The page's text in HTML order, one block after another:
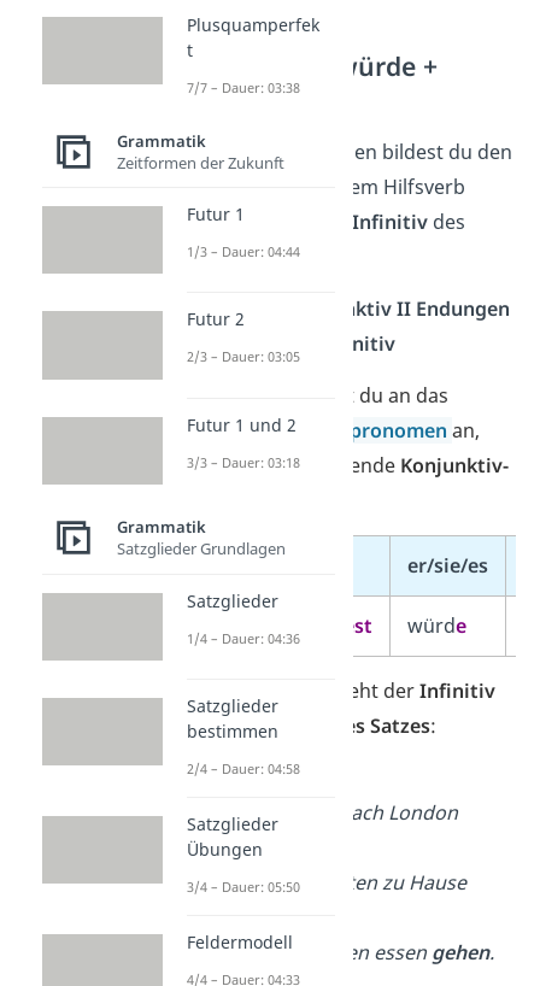
Bildung mit würde +
Infinitiv
In den meisten Fällen bildest du den
Konjunktiv II mit dem Hilfsverb
„würde Infinitivdes
Verbs:
würde
mit Konjunktiv II Endungen
+ Infinitiv
” passt du an das
jeweiligePersonalpronomen an,
indem du die passende Konjunktiv-
er/sie/es
est würde
Im Konjunktiv II steht derInfinitiv
immeram Ende des Satzes:
➡️ Beispiele:
Ich
würde
gerne nach London
reisen.
Erwürdeam liebsten zu Hause
Wirwürdenmorgen essen gehen.
Plusquamperfek
t
7/7 – Dauer: 03:38
Grammatik
Zeitformen der Zukunft
Futur 1
1/3 – Dauer: 04:44
Futur 2
2/3 – Dauer: 03:05
Futur 1 und 2
3/3 – Dauer: 03:18
Grammatik
Satzglieder Grundlagen
Satzglieder
1/4 – Dauer: 04:36
Satzglieder
bestimmen
2/4 – Dauer: 04:58
Satzglieder
Übungen
3/4 – Dauer: 05:50
Feldermodell
4/4 – Dauer: 04:33